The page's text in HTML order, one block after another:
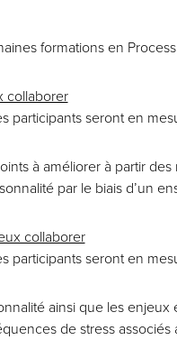
formations en
collaborer
participants seront en
à améliorer à partir
par le biais d’un
collaborer
participants seront en
ainsi que les
de stress